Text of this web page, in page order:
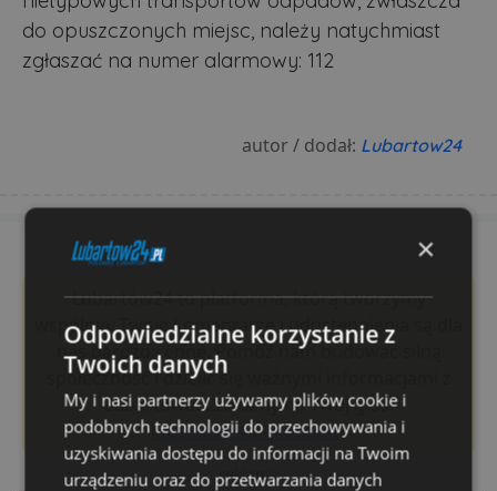
do opuszczonych miejsc, należy natychmiast
zgłaszać na numer alarmowy: 112
autor / dodał: Lubartow24
Lubartów24 to platforma, którą tworzymy
wspólnie. Twoje komentarze i udostępnienia są dla
nas bardzo cenne. Pomóż nam budować silną
społeczność i dzielić się ważnymi informacjami z
Lubartowa. Czekamy na Twój głos!
lubartow24.pl/kontakt/
reklama
×
Odpowiedzialne korzystanie z
Twoich danych
My i nasi partnerzy używamy plików cookie i
podobnych technologii do przechowywania i
uzyskiwania dostępu do informacji na Twoim
urządzeniu oraz do przetwarzania danych